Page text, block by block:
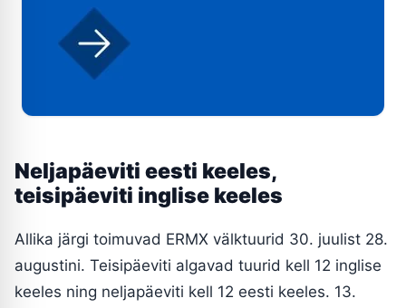
Neljapäeviti eesti keeles,
teisipäeviti inglise keeles
Allika järgi toimuvad ERMX välktuurid 30. juulist 28.
augustini. Teisipäeviti algavad tuurid kell 12 inglise
keeles ning neljapäeviti kell 12 eesti keeles. 13.